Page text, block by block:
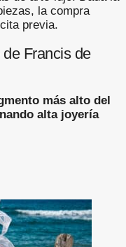
la compra
previa.
Francis de
más alto del
alta joyería